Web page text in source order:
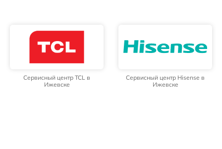
Сервисный центр TCL в
Ижевске
Сервисный центр Hisense в
Ижевске